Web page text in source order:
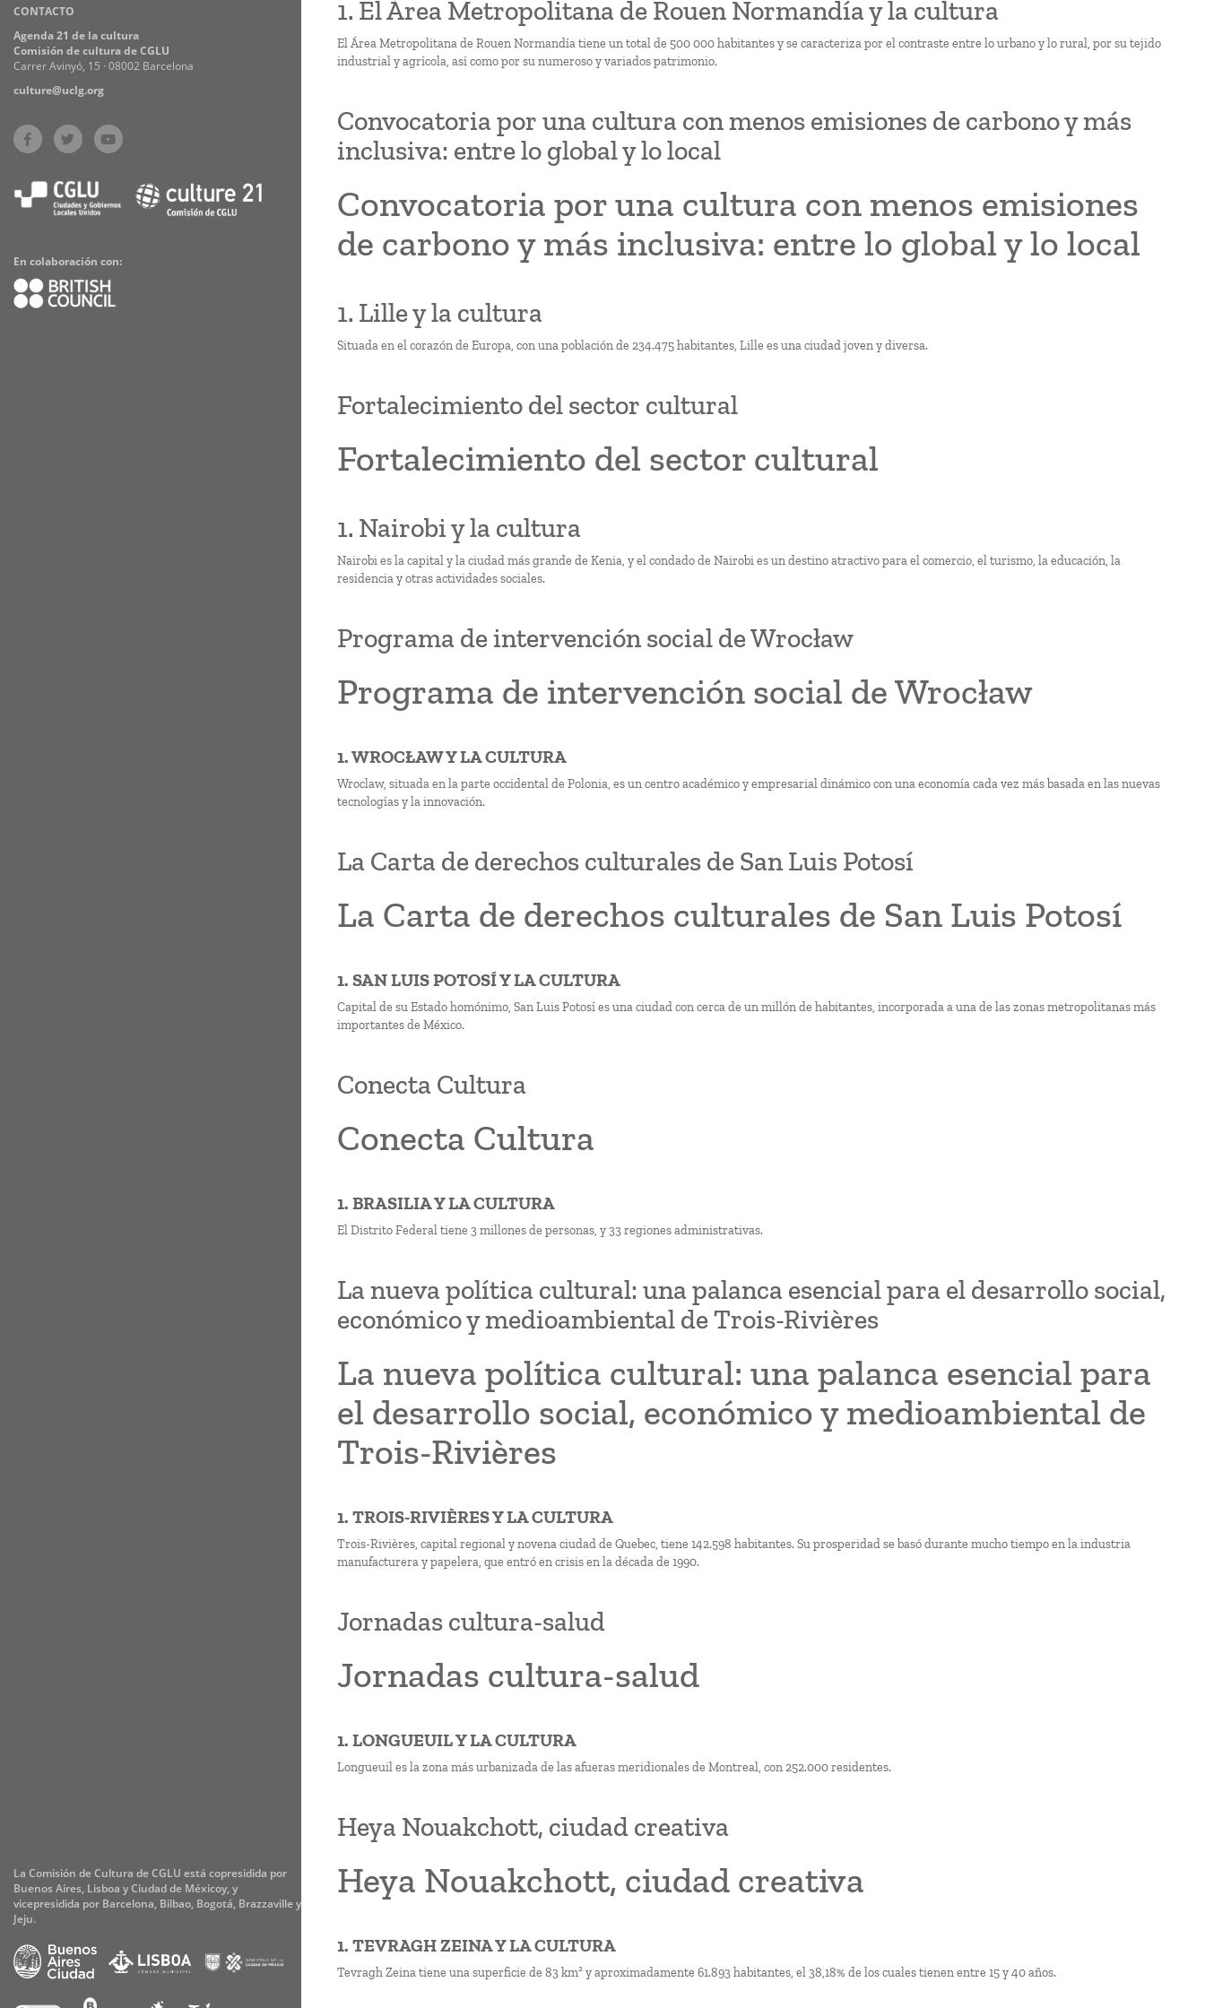
Practices
CONTACTO
Agenda 21 de la cultura
Comisión de cultura de CGLU
Carrer Avinyó, 15 · 08002 Barcelona
culture@uclg.org
La Comisión de Cultura de CGLU está copresidida por
Buenos Aires, Lisboa y Ciudad de Méxicoy, y
vicepresidida por Barcelona, Bilbao, Bogotá, Brazzaville y
Jeju.
En colaboración con:
1. El Área Metropolitana de Rouen Normandía y la cultura
El Área Metropolitana de Rouen Normandía tiene un total de 500 000 habitantes y se caracteriza por el contraste entre lo urbano y lo rural, por su tejido
industrial y agrícola, así como por su numeroso y variados patrimonio.
Convocatoria por una cultura con menos emisiones de carbono y más
inclusiva: entre lo global y lo local
Convocatoria por una cultura con menos emisiones
de carbono y más inclusiva: entre lo global y lo local
1. Lille y la cultura
Situada en el corazón de Europa, con una población de 234.475 habitantes, Lille es una ciudad joven y diversa.
Fortalecimiento del sector cultural
Fortalecimiento del sector cultural
1. Nairobi y la cultura
Nairobi es la capital y la ciudad más grande de Kenia, y el condado de Nairobi es un destino atractivo para el comercio, el turismo, la educación, la
residencia y otras actividades sociales.
Programa de intervención social de Wrocław
Programa de intervención social de Wrocław
1. WROCŁAW Y LA CULTURA
Wroclaw, situada en la parte occidental de Polonia, es un centro académico y empresarial dinámico con una economía cada vez más basada en las nuevas
tecnologías y la innovación.
La Carta de derechos culturales de San Luis Potosí
La Carta de derechos culturales de San Luis Potosí
1. SAN LUIS POTOSÍ Y LA CULTURA
Capital de su Estado homónimo, San Luis Potosí es una ciudad con cerca de un millón de habitantes, incorporada a una de las zonas metropolitanas más
importantes de México.
Conecta Cultura
Conecta Cultura
1. BRASILIA Y LA CULTURA
El Distrito Federal tiene 3 millones de personas, y 33 regiones administrativas.
La nueva política cultural: una palanca esencial para el desarrollo social,
económico y medioambiental de Trois-Rivières
La nueva política cultural: una palanca esencial para
el desarrollo social, económico y medioambiental de
Trois-Rivières
1. TROIS-RIVIÈRES Y LA CULTURA
Trois-Rivières, capital regional y novena ciudad de Quebec, tiene 142.598 habitantes. Su prosperidad se basó durante mucho tiempo en la industria
manufacturera y papelera, que entró en crisis en la década de 1990.
Jornadas cultura-salud
Jornadas cultura-salud
1. LONGUEUIL Y LA CULTURA
Longueuil es la zona más urbanizada de las afueras meridionales de Montreal, con 252.000 residentes.
Heya Nouakchott, ciudad creativa
Heya Nouakchott, ciudad creativa
1. TEVRAGH ZEINA Y LA CULTURA
Tevragh Zeina tiene una superficie de 83 km² y aproximadamente 61.893 habitantes, el 38,18% de los cuales tienen entre 15 y 40 años.